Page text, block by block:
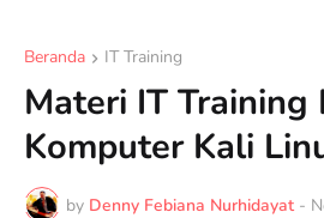
Beranda IT Training
Materi IT Training
Komputer Kali
by Denny Febiana Nurhidayat -